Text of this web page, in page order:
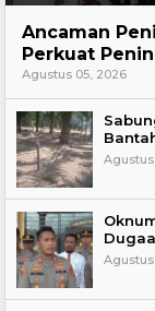
Ancaman
Perkuat
Agustus 05, 2026